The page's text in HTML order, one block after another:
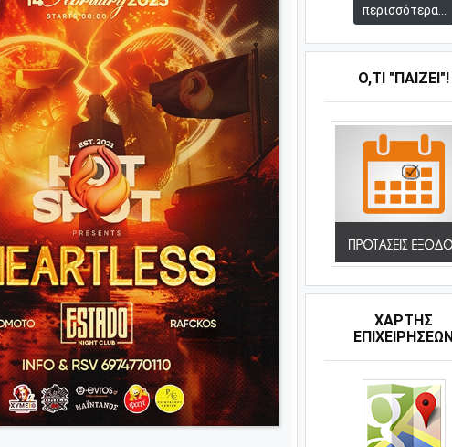
περισσότερα...
Ό,ΤΙ "ΠΑΊΖΕΙ"!
ΧΑΡΤΗΣ
ΕΠΙΧΕΙΡΗΣΕΩΝ